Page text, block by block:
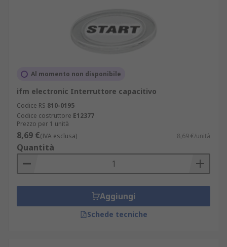
Al momento non disponibile
ifm electronic Interruttore capacitivo
Codice RS 810-0195
Codice costruttore E12377
Prezzo per 1 unità
8,69 €(IVA esclusa) 8,69 €/unità
Quantità
Aggiungi
Schede tecniche